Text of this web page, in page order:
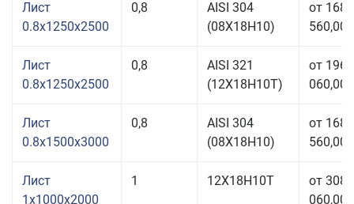
Лист
0.8x1250x2500
0,8
AISI 304
(08Х18Н10)
от 168
560,00
Лист
0.8x1250x2500
0,8
AISI 321
(12Х18Н10Т)
от 196
060,00
Лист
0.8x1500x3000
0,8
AISI 304
(08Х18Н10)
от 168
560,00
Лист
1x1000x2000
1 12Х18Н10Т
от 308
060,00